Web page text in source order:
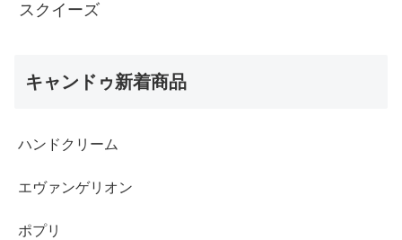
スクイーズ
キャンドゥ新着商品
ハンドクリーム
エヴァンゲリオン
ポプリ